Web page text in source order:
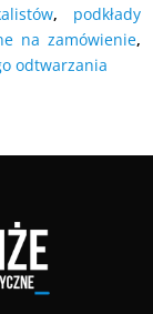
, podkłady
na zamówienie,
odtwarzania